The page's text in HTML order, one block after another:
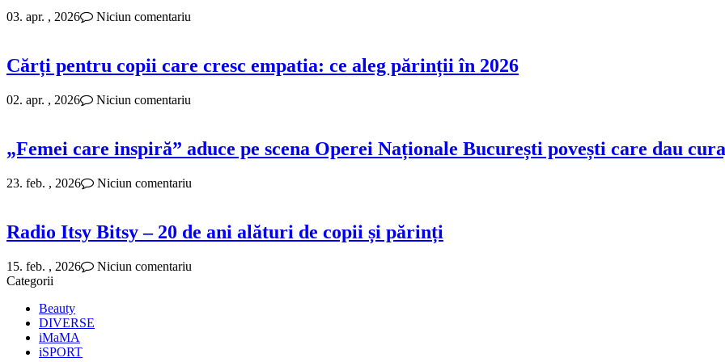
03. apr. , 2026 Niciun comentariu
Cărți pentru copii care cresc empatia: ce aleg părinții în 2026
02. apr. , 2026 Niciun comentariu
„Femei care inspiră” aduce pe scena Operei Naționale București povești care dau
23. feb. , 2026 Niciun comentariu
Radio Itsy Bitsy – 20 de ani alături de copii și părinți
15. feb. , 2026
Niciun comentariu
Categorii
Beauty
DIVERSE
iMaMA
iSPORT